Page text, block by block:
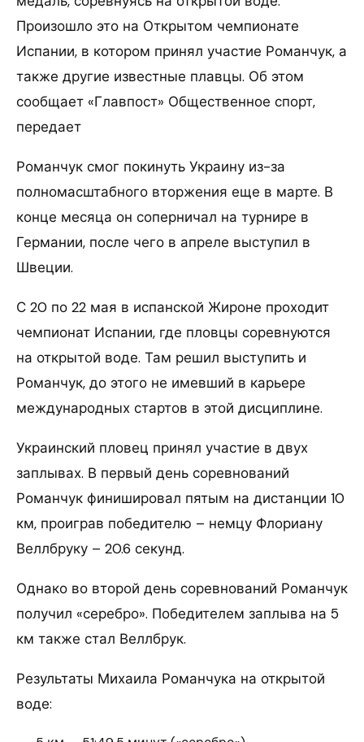
Произошло это на Открытом чемпионате
Испании, в котором принял участие Романчук, а
также другие известные плавцы. Об этом
сообщает «Главпост» Общественное спорт,
передает
Романчук смог покинуть Украину из-за
полномасштабного вторжения еще в марте. В
конце месяца он соперничал на турнире в
Германии, после чего в апреле выступил в
Швеции.
С 20 по 22 мая в испанской Жироне проходит
чемпионат Испании, где пловцы соревнуются
на открытой воде. Там решил выступить и
Романчук, до этого не имевший в карьере
международных стартов в этой дисциплине.
Украинский пловец принял участие в двух
заплывах. В первый день соревнований
Романчук финишировал пятым на дистанции 10
км, проиграв победителю – немцу Флориану
Веллбруку – 20.6 секунд.
Однако во второй день соревнований Романчук
получил «серебро». Победителем заплыва на 5
км также стал Веллбрук.
Результаты Михаила Романчука на открытой
воде: